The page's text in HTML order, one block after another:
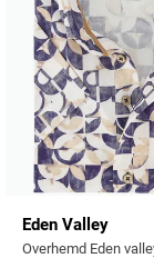
Eden Valley